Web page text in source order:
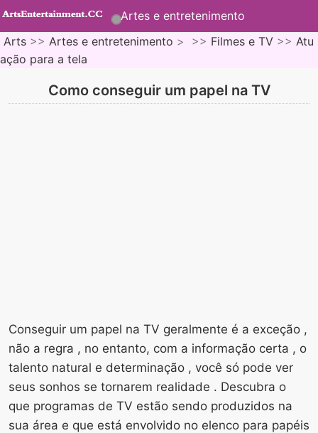
Artes e entretenimento
Arts >> Artes e entretenimento > >> Filmes e TV >> Atu
ação para a tela
Como conseguir um papel na TV
Conseguir um papel na TV geralmente é a exceção ,
não a regra , no entanto, com a informação certa , o
talento natural e determinação , você só pode ver
seus sonhos se tornarem realidade . Descubra o
que programas de TV estão sendo produzidos na
sua área e que está envolvido no elenco para papéis